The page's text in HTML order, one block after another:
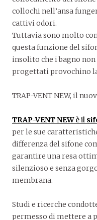
collochi nell’ansa
cattivi odori.
Tuttavia sono molto
questa funzione del
insolito che i bagno
progettati provochino
TRAP-VENT NEW, il
TRAP-VENT NEWè il
per le sue
differenza del sifone
garantire una resa
silenzioso e senza
membrana.
Studi e ricerche
permesso di mettere a